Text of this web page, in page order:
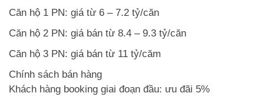
Căn hộ 1 PN: giá từ 6 – 7.2 tỷ/căn
Căn hộ 2 PN: giá bán từ 8.4 – 9.3 tỷ/căn
Căn hộ 3 PN: giá bán từ 11 tỷ/căm
Chính sách bán hàng
Khách hàng booking giai đoạn đầu: ưu đãi 5%